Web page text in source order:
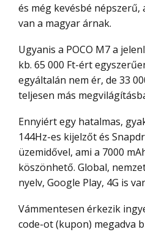
és még kevésbé népszerű,
van a magyar árnak.
Ugyanis a POCO M7 a jelenlegi magyar árral, vagyis
kb. 65 000 Ft-ért
egyáltalán nem ér, de 33
teljesen más
Ennyiért egy hatalmas, gyakorlatilag 7″ méretű,
144Hz-es kijelzőt és
üzemidővel, ami a 7000
köszönhető. Global,
nyelv, Google Play, 4G is
Vámmentesen érkezik ingyen szállítással és promo
code-ot (kupon) megadva